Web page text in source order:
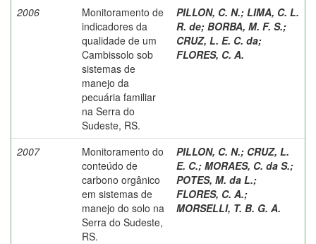
2006
Monitoramento de
indicadores da
qualidade de um
Cambissolo sob
sistemas de
manejo da
pecuária familiar
na Serra do
Sudeste, RS.
PILLON, C. N.; LIMA, C. L.
R. de; BORBA, M. F. S.;
CRUZ, L. E. C. da;
FLORES, C. A.
2007
Monitoramento do
conteúdo de
carbono orgânico
em sistemas de
manejo do solo na
Serra do Sudeste,
RS.
PILLON, C. N.; CRUZ, L.
E. C.; MORAES, C. da S.;
POTES, M. da L.;
FLORES, C. A.;
MORSELLI, T. B. G. A.